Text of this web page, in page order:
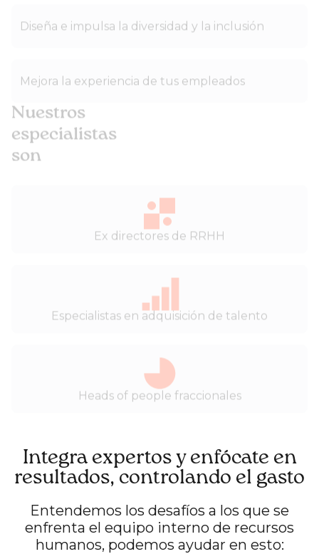
Diseña e impulsa la diversidad y la inclusión
Mejora la experiencia de tus empleados
Nuestros
especialistas
son
Ex directores de RRHH
Especialistas en adquisición de talento
Heads of people fraccionales
Integra expertos y enfócate en
resultados, controlando el gasto
Entendemos los desafíos a los que se
enfrenta el equipo interno de recursos
humanos, podemos ayudar en esto: